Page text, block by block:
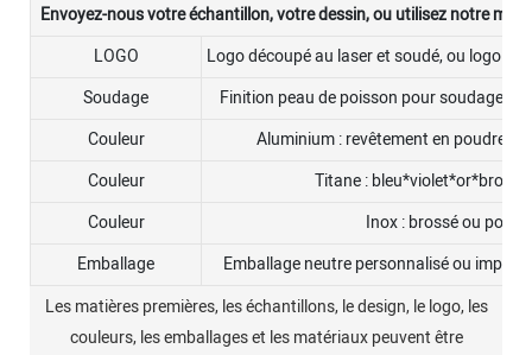
Envoyez-nous votre échantillon, votre dessin, ou utilisez notre
LOGO
Logo découpé au laser et soudé, ou logo
Soudage
Finition peau de poisson pour soudage
Couleur
Aluminium : revêtement en poudre
Couleur
Titane :
Couleur
Inox : brossé ou poli
Emballage
Emballage neutre personnalisé ou
Les matières premières, les échantillons, le design, le logo, les
couleurs, les emballages et les matériaux peuvent être